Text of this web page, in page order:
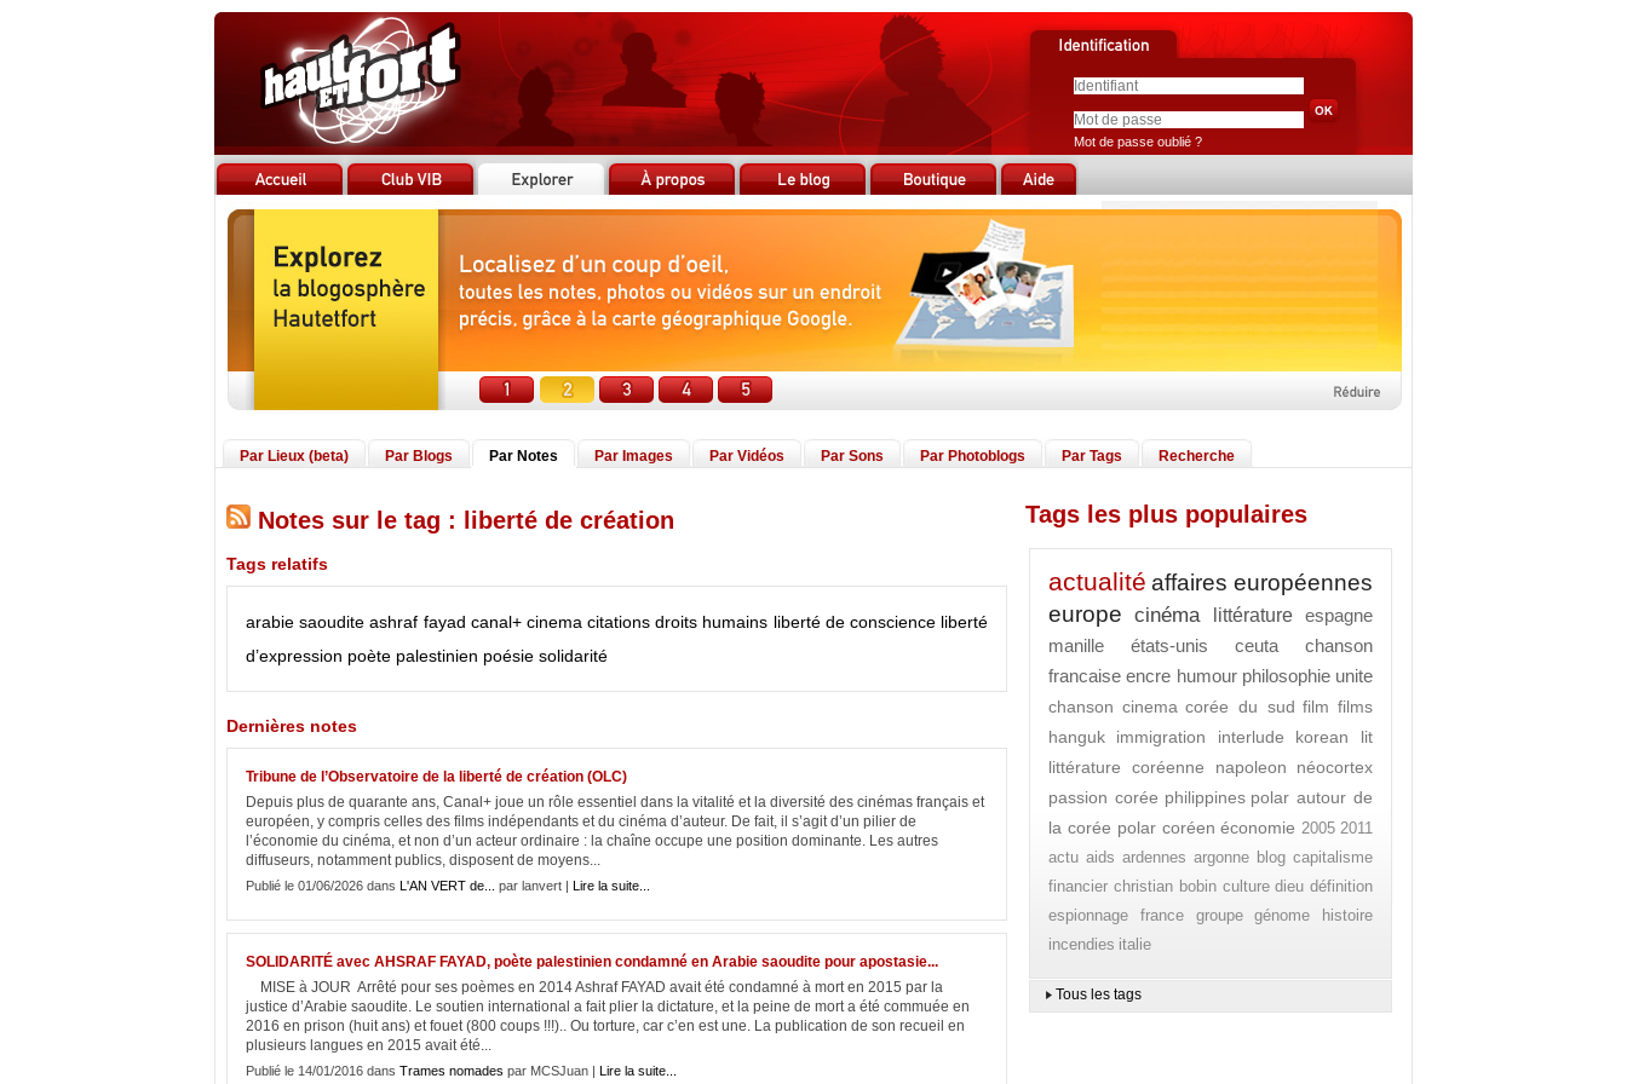
Mot de passe oublié ?
Par Lieux (beta) Par Blogs Par Notes Par Images Par Vidéos Par Sons Par Photoblogs Par Tags Recherche
Notes sur le tag : liberté de création
Tags relatifs
arabie saoudite ashraf fayad canal+ cinema citations droits humains liberté de conscience liberté
d’expression poète palestinien poésie solidarité
Dernières notes
Tribune de l’Observatoire de la liberté de création (OLC)
Depuis plus de quarante ans, Canal+ joue un rôle essentiel dans la vitalité et la diversité des cinémas français et
européen, y compris celles des films indépendants et du cinéma d’auteur. De fait, il s’agit d’un pilier de
l’économie du cinéma, et non d’un acteur ordinaire : la chaîne occupe une position dominante. Les autres
diffuseurs, notamment publics, disposent de moyens...
Publié le 01/06/2026 dans L'AN VERT de... par lanvert | Lire la suite...
SOLIDARITÉ avec AHSRAF FAYAD, poète palestinien condamné en Arabie saoudite pour apostasie...
MISE à JOUR Arrêté pour ses poèmes en 2014 Ashraf FAYAD avait été condamné à mort en 2015 par la
justice d’Arabie saoudite. Le soutien international a fait plier la dictature, et la peine de mort a été commuée en
2016 en prison (huit ans) et fouet (800 coups !!!).. Ou torture, car c’en est une. La publication de son recueil en
plusieurs langues en 2015 avait été...
Publié le 14/01/2016 dans Trames nomades par MCSJuan | Lire la suite...
Tags les plus populaires
actualité affaires européennes
europe cinéma littérature
espagne
manille
états-unis ceuta
chanson
francaise encre humour philosophie unite
chanson cinema corée du sud film films
hanguk
immigration interlude
korean lit
littérature coréenne
napoleon
néocortex
passion corée philippines polar autour de
la corée polar coréen économie 2005 2011
actu aids ardennes argonne blog capitalisme
financier christian bobin culture dieu définition
espionnage
france groupe génome
histoire
incendies italie
Tous les tags